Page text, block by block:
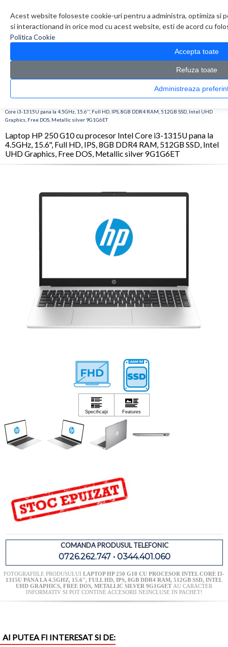
Acest website foloseste cookie-uri pentru a administra, optimiza si
si interactionand in orice mod cu acest website, esti de acord cu
Politica Cookie
Accepta toate
Refuza toate
Administreaza
0 produs(e)
Core i3-1315U pana la 4.5GHz, 15.6'', Full HD, IPS, 8GB DDR4 RAM, 512GB SSD, Intel UHD
Graphics, Free DOS, Metallic silver 9G1G6ET
Laptop HP 250 G10 cu procesor Intel Core i3-1315U pana la
4.5GHz, 15.6'', Full HD, IPS, 8GB DDR4 RAM, 512GB SSD, Intel
UHD Graphics, Free DOS, Metallic silver 9G1G6ET
COMANDA PRODUSUL TELEFONIC
0726.262.747 • 0344.401.060
FOTOGRAFIILE PRODUSULUI LAPTOP HP 250 G10 CU PROCESOR INTEL CORE I3-
1315U PANA LA 4.5GHZ, 15.6'', FULL HD, IPS, 8GB DDR4 RAM, 512GB SSD, INTEL
UHD GRAPHICS, FREE DOS, METALLIC SILVER 9G1G6ET AU CARACTER
INFORMATIV SI POT CONTINE ACCESORII NEINCLUSE IN PACHET!
AI PUTEA FI INTERESAT SI DE: